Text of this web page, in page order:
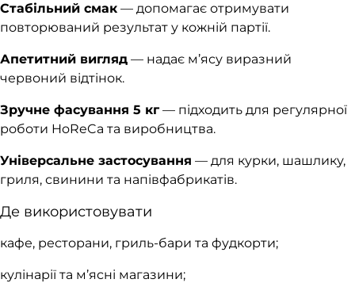
Стабільний смак — допомагає отримувати
повторюваний результат у кожній партії.
Апетитний вигляд — надає м’ясу виразний
червоний відтінок.
Зручне фасування 5 кг— підходить для регулярної
роботи HoReCa та виробництва.
Універсальне застосування — для курки, шашлику,
гриля, свинини та напівфабрикатів.
Де використовувати
кафе, ресторани, гриль-бари та фудкорти;
кулінарії та м’ясні магазини;